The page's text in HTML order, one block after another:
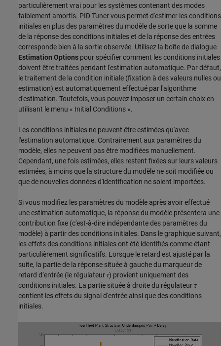
particulièrement vrai pour les systèmes contenant des modes
faiblement amortis. PID Tunervous permet d'estimer les conditions
initiales en plus des paramètres du modèle de sorte que la somme
de la réponse des conditions initiales et de la réponse des entrées
corresponde bien à la sortie observée. Utilisez la boîte de dialogue
Estimation Options pour spécifier comment les conditions initiales
doivent être traitées pendant l'estimation automatique. Par défaut,
le traitement de la condition initiale (fixation à des valeurs nulles ou
estimation) est automatiquement effectué par l'algorithme
d'estimation. Toutefois, vous pouvez imposer un certain choix en
utilisant le menu « Initial Conditions ».
Les conditions initiales ne peuvent être estimées qu'avec
l'estimation automatique. Contrairement aux paramètres du
modèle, elles ne peuvent pas être modifiées manuellement.
Cependant, une fois estimées, elles restent fixées sur leurs valeurs
estimées, à moins que la structure du modèle ne soit modifiée ou
que de nouvelles données d'identification ne soient importées.
Si vous modifiez les paramètres du modèle après avoir effectué
une estimation automatique, la réponse du modèle présentera une
contribution fixe (c'est-à-dire indépendante des paramètres du
modèle) à partir des conditions initiales. Dans le graphique suivant,
les effets des conditions initiales ont été identifiés comme étant
particulièrement significatifs. Lorsque le retard est ajusté par la
suite, la partie de la réponse située à gauche du marqueur de
retard d’entrée (le régulateurτ) provient uniquement des
conditions initiales. La partie située à droite du régulateurτ
contient les effets du signal d'entrée ainsi que des conditions
initiales.